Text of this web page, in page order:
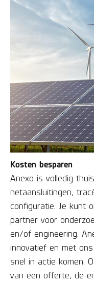
Kosten besparen
Anexo is volledig
netaansluitingen,
configuratie. Je kunt
partner voor
en/of engineering.
innovatief en met
snel in actie komen.
van een offerte, de